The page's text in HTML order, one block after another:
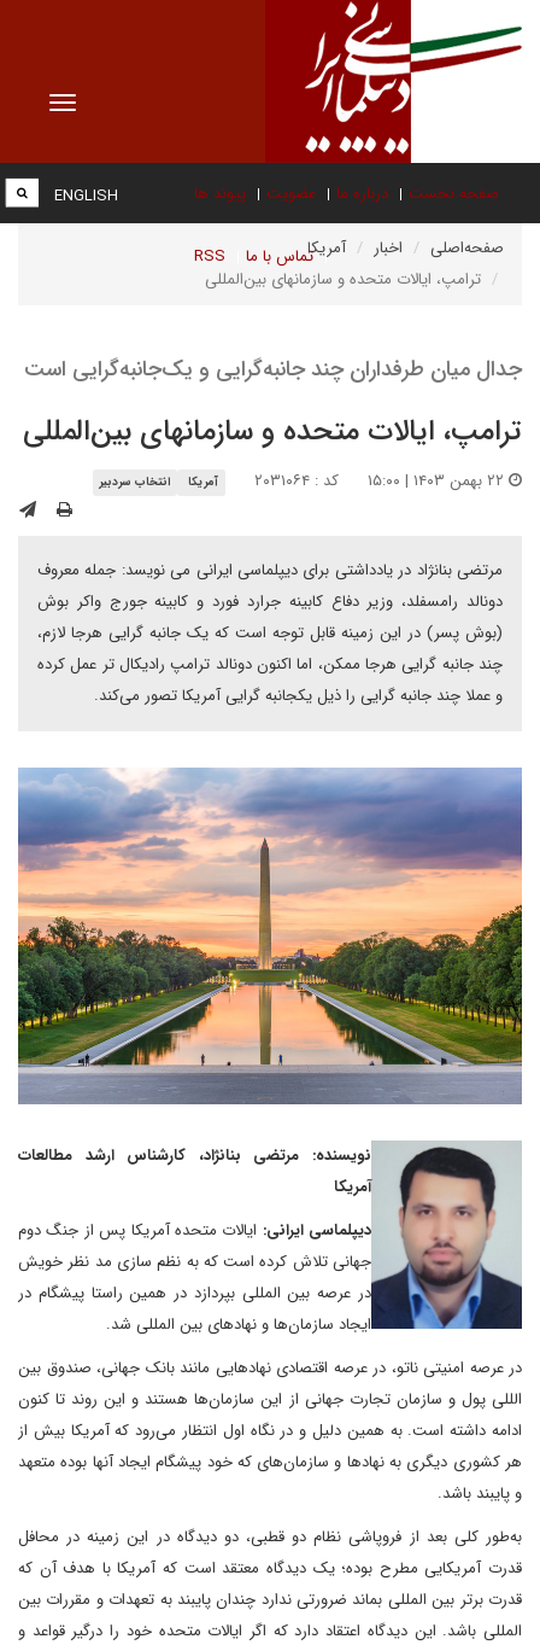
Toggle
صفحه نخست درباره ما عضویت پیوند ها
تماس با ما RSS
ENGLISH
صفحه‌اصلی اخبار
آمریکا
ترامپ، ایالات متحده و سازمان‎های بین‌‎المللی
جدال میان طرفداران چند جانبه‌گرایی و یک‌جانبه‌گرایی است
ترامپ، ایالات متحده و سازمان‎های بین‌‎المللی
کد : ۲۰۳۱۰۶۴ آمریکا انتخاب سردبیر
مرتضی بنانژاد در یادداشتی برای دیپلماسی ایرانی می نویسد: جمله معروف
دونالد رامسفلد، وزیر دفاع کابینه جرارد فورد و کابینه جورج واکر بوش
(بوش پسر) در این زمینه قابل توجه است که یک جانبه گرایی هرجا لازم،
چند جانبه گرایی هرجا ممکن، اما اکنون دونالد ترامپ رادیکال تر عمل کرده
و عملا چند جانبه گرایی را ذیل یکجانبه گرایی آمریکا تصور می‌کند.
نویسنده: مرتضی بنانژاد، کارشناس ارشد مطالعات
آمریکا
دیپلماسی ایرانی: ایالات متحده آمریکا پس از جنگ دوم
جهانی تلاش کرده است که به نظم سازی مد نظر خویش
در عرصه بین المللی بپردازد در همین راستا پیشگام در
ایجاد سازمان‌ها و نهادهای بین المللی شد.
در عرصه امنیتی ناتو، در عرصه اقتصادی نهادهایی مانند بانک جهانی، صندوق بین
الللی پول و سازمان تجارت جهانی از این سازمان‌ها هستند و این روند تا کنون
ادامه داشته است. به همین دلیل و در نگاه اول انتظار می‌رود که آمریکا بیش از
هر کشوری دیگری به نهادها و سازمان‌های که خود پیشگام ایجاد آنها بوده متعهد
و پایبند باشد.
به‌طور کلی بعد از فروپاشی نظام دو قطبی، دو دیدگاه در این زمینه در محافل
قدرت آمریکایی مطرح بوده؛ یک دیدگاه معتقد است که آمریکا با هدف آن که
قدرت برتر بین المللی بماند ضرورتی ندارد چندان پایبند به تعهدات و مقررات بین
المللی باشد. این دیدگاه اعتقاد دارد که اگر ایالات متحده خود را درگیر قواعد و